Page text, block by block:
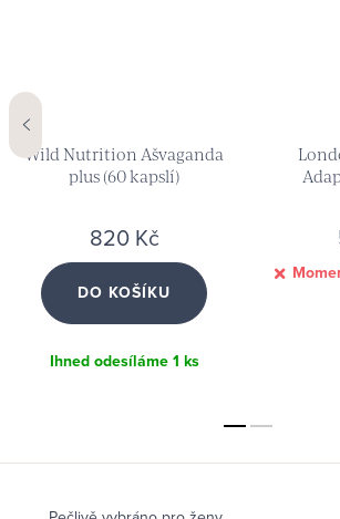
Wild Nutrition Ašvaganda
plus (60 kapslí)
820 Kč
DO KOŠÍKU
Ihned odesíláme1 ks